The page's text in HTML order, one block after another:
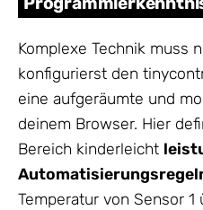
Komplexe Technik muss
konfigurierst den
eine aufgeräumte und
deinem Browser. Hier
Bereich kinderleicht
Temperatur von Sensor 1